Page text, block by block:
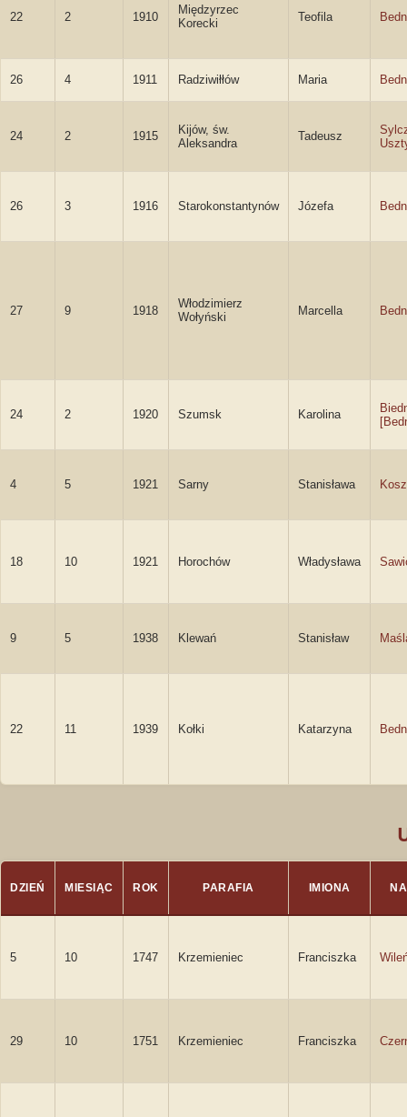
22 2 1910
Międzyrzec
Korecki
Teofila
26 4 1911 Radziwiłłów Maria
24 2 1915
Kijów, św.
Aleksandra
Tadeusz
26 3 1916 Starokonstantynów Józefa
27 9 1918
Włodzimierz
Wołyński
Marcella
24 2 1920 Szumsk Karolina
4 5 1921 Sarny Stanisława
18 10 1921 Horochów Władysława
9 5 1938 Klewań Stanisław
22 11 1939 Kołki Katarzyna
DZIEŃ MIESIĄC ROK PARAFIA IMIONA
5 10 1747 Krzemieniec Franciszka
29 10 1751 Krzemieniec Franciszka